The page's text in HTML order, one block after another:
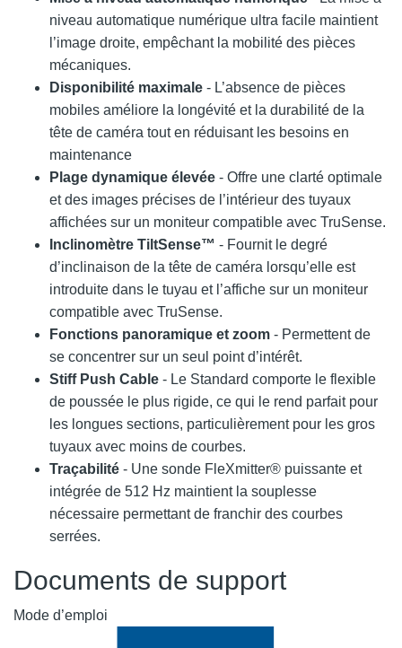
niveau automatique numérique ultra facile maintient
l’image droite, empêchant la mobilité des pièces
mécaniques.
Disponibilité maximale - L’absence de pièces
mobiles améliore la longévité et la durabilité de la
tête de caméra tout en réduisant les besoins en
maintenance
Plage dynamique élevée - Offre une clarté optimale
et des images précises de l’intérieur des tuyaux
affichées sur un moniteur compatible avec TruSense.
Inclinomètre TiltSense™ - Fournit le degré
d’inclinaison de la tête de caméra lorsqu’elle est
introduite dans le tuyau et l’affiche sur un moniteur
compatible avec TruSense.
Fonctions panoramique et zoom - Permettent de
se concentrer sur un seul point d’intérêt.
Stiff Push Cable - Le Standard comporte le flexible
de poussée le plus rigide, ce qui le rend parfait pour
les longues sections, particulièrement pour les gros
tuyaux avec moins de courbes.
Traçabilité - Une sonde FleXmitter® puissante et
intégrée de 512 Hz maintient la souplesse
nécessaire permettant de franchir des courbes
serrées.
Documents de support
Mode d’emploi